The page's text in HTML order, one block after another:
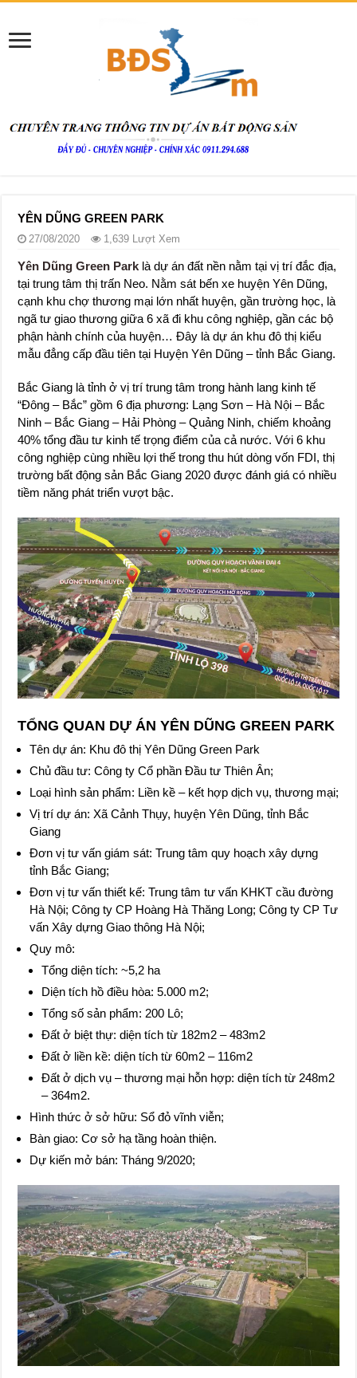
YÊN DŨNG GREEN PARK
27/08/2020 1,639 Lượt Xem
Yên Dũng Green Park là dự án đất nền nằm tại vị trí đắc địa,
tại trung tâm thị trấn Neo. Nằm sát bến xe huyện Yên Dũng,
cạnh khu chợ thương mại lớn nhất huyện, gần trường học, là
ngã tư giao thương giữa 6 xã đi khu công nghiệp, gần các bộ
phận hành chính của huyện… Đây là dự án khu đô thị kiểu
mẫu đẳng cấp đầu tiên tại Huyện Yên Dũng – tỉnh Bắc Giang.
Bắc Giang là tỉnh ở vị trí trung tâm trong hành lang kinh tế
“Đông – Bắc” gồm 6 địa phương: Lạng Sơn – Hà Nội – Bắc
Ninh – Bắc Giang – Hải Phòng – Quảng Ninh, chiếm khoảng
40% tổng đầu tư kinh tế trọng điểm của cả nước. Với 6 khu
công nghiệp cùng nhiều lợi thế trong thu hút dòng vốn FDI, thị
trường bất động sản Bắc Giang 2020 được đánh giá có nhiều
tiềm năng phát triển vượt bậc.
TỔNG QUAN DỰ ÁN YÊN DŨNG GREEN PARK
Tên dự án: Khu đô thị Yên Dũng Green Park
Chủ đầu tư: Công ty Cổ phần Đầu tư Thiên Ân;
Loại hình sản phẩm: Liền kề – kết hợp dịch vụ, thương mại;
Vị trí dự án: Xã Cảnh Thụy, huyện Yên Dũng, tỉnh Bắc
Giang
Đơn vị tư vấn giám sát: Trung tâm quy hoạch xây dựng
tỉnh Bắc Giang;
Đơn vị tư vấn thiết kế: Trung tâm tư vấn KHKT cầu đường
Hà Nội; Công ty CP Hoàng Hà Thăng Long; Công ty CP Tư
vấn Xây dựng Giao thông Hà Nội;
Quy mô:
Tổng diện tích: ~5,2 ha
Diện tích hồ điều hòa: 5.000 m2;
Tổng số sản phẩm: 200 Lô;
Đất ở biệt thự: diện tích từ 182m2 – 483m2
Đất ở liền kề: diện tích từ 60m2 – 116m2
Đất ở dịch vụ – thương mại hỗn hợp: diện tích từ 248m2
– 364m2.
Hình thức ở sở hữu: Sổ đỏ vĩnh viễn;
Bàn giao: Cơ sở hạ tầng hoàn thiện.
Dự kiến mở bán: Tháng 9/2020;